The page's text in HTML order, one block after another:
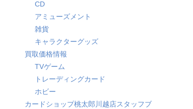
CD
アミューズメント
雑貨
キャラクターグッズ
買取価格情報
TVゲーム
トレーディングカード
ホビー
カードショップ桃太郎川越店スタッフブ